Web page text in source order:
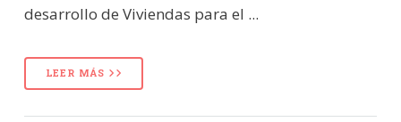
desarrollo de Viviendas para el ...
LEER MÁS